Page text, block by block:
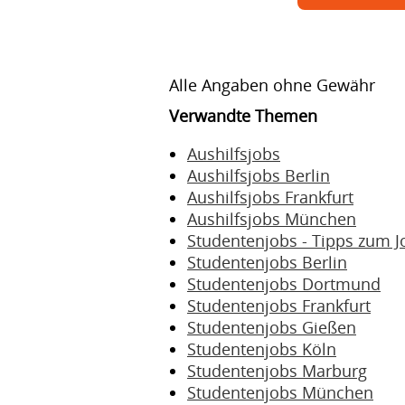
Alle Angaben ohne Gewähr
Verwandte Themen
Aushilfsjobs
Aushilfsjobs Berlin
Aushilfsjobs Frankfurt
Aushilfsjobs München
Studentenjobs - Tipps zum
Studentenjobs Berlin
Studentenjobs Dortmund
Studentenjobs Frankfurt
Studentenjobs Gießen
Studentenjobs Köln
Studentenjobs Marburg
Studentenjobs München